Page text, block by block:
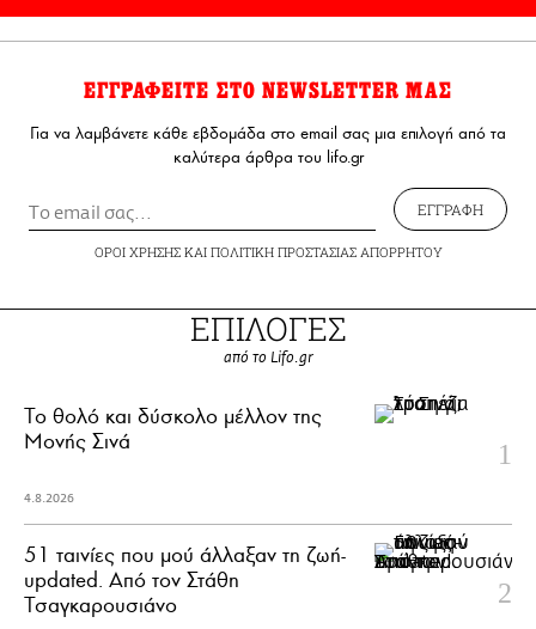
ΕΓΓΡΑΦΕΙΤΕ ΣΤΟ NEWSLETTER ΜΑΣ
Για να λαμβάνετε κάθε εβδομάδα στο email σας μια επιλογή από τα
καλύτερα άρθρα του lifo.gr
ΕΓΓΡΑΦΗ
ΟΡΟΙ ΧΡΗΣΗΣΚΑΙ ΠΟΛΙΤΙΚΗ ΠΡΟΣΤΑΣΙΑΣ ΑΠΟΡΡΗΤΟΥ
ΕΠΙΛΟΓΕΣ
από το Lifo.gr
Το θολό και δύσκολο μέλλον της
Μονής Σινά
4.8.2026
51 ταινίες που μού άλλαξαν τη ζωή-
updated. Aπό τον Στάθη
Τσαγκαρουσιάνο